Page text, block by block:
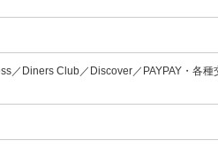
／Diners Club／Discover／PAYPAY・各種